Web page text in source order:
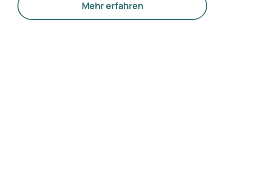
die Funktion der Eierstöcke.
Mehr erfahren